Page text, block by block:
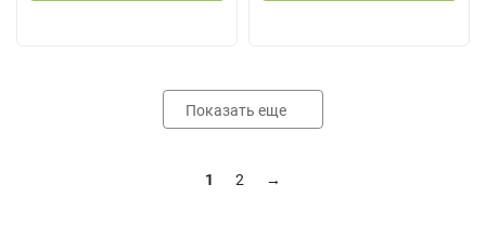
Показать еще
1 2 →